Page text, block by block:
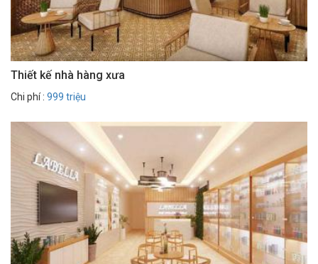
Thiết kế nhà hàng xưa
Chi phí : 999 triệu